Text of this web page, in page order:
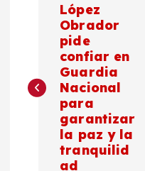
e
López
Obrador
pide
confiar en
Guardia
Nacional
para
garantizar
la paz y la
tranquilid
ad